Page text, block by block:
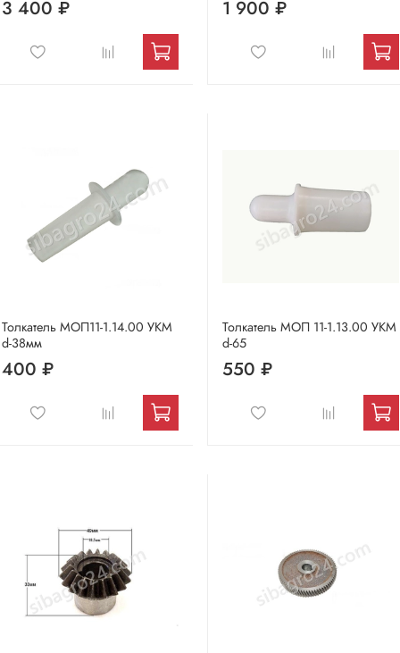
3 400 ₽ 1 900 ₽
Толкатель МОП11-1.14.00 УКМ
d-38мм
400 ₽
Толкатель МОП 11-1.13.00 УКМ
d-65
550 ₽